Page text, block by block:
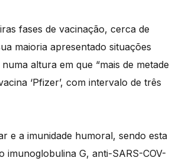
fases de vacinação, cerca de
maioria apresentado situações
altura em que “mais de metade
‘Pfizer’, com intervalo de três
e a imunidade humoral, sendo esta
imunoglobulina G, anti-SARS-COV-